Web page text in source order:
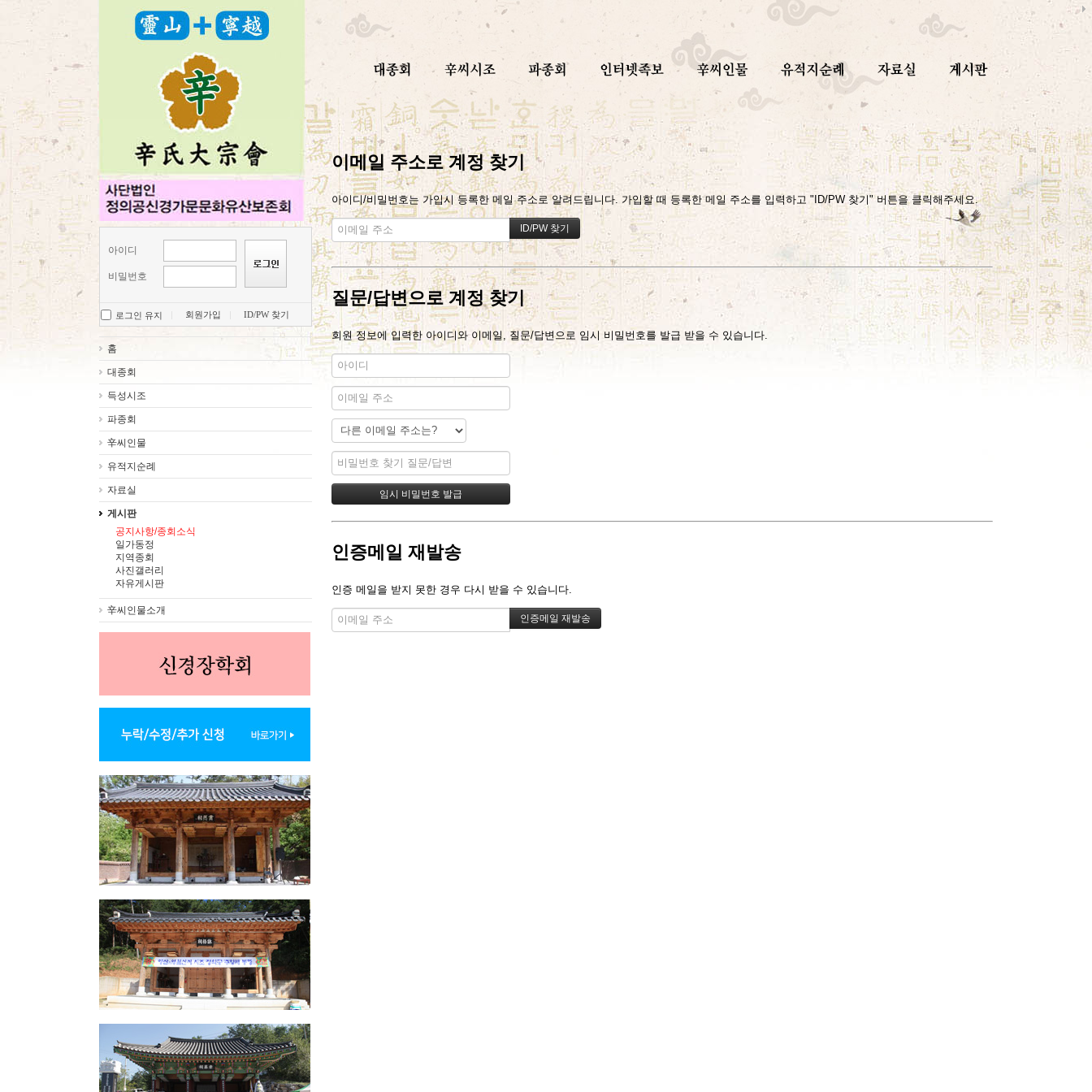
아이디
비밀번호
로그인 유지 회원가입 ID/PW 찾기
홈
대종회
득성시조
파종회
辛씨인물
유적지순례
자료실
게시판
공지사항/종회소식
일가동정
지역종회
사진갤러리
자유게시판
辛씨인물소개
이메일 주소로 계정 찾기
아이디/비밀번호는 가입시 등록한 메일 주소로 알려드립니다. 가입할 때 등록한 메일 주소를 입력하고 "ID/PW 찾기" 버튼을 클릭해주세요.
질문/답변으로 계정 찾기
회원 정보에 입력한 아이디와 이메일, 질문/답변으로 임시 비밀번호를 발급 받을 수 있습니다.
인증메일 재발송
인증 메일을 받지 못한 경우 다시 받을 수 있습니다.